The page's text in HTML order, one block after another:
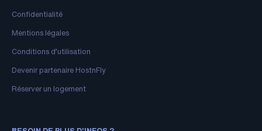
Confidentialité
Mentions légales
Conditions d’utilisation
Devenir partenaire HostnFly
Réserver un logement